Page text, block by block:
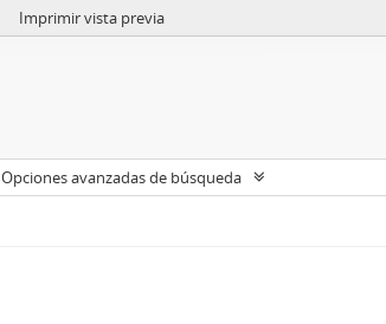
Imprimir vista previa
Opciones avanzadas de búsqueda